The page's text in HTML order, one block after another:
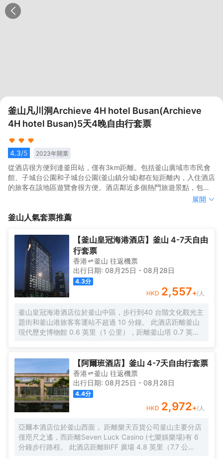
釜山凡川洞Archieve 4H hotel Busan(Archieve
4H hotel Busan)5天4晚自由行套票
4.3/5 2023年開業
從酒店很方便到達釜田站，僅有3km距離。包括釜山廣域市市民會
館、子城台公園和子城台公園(釜山鎮分城)都在短距離內，入住酒店
的旅客在該地區遊覽會很方便。酒店鄰近多個熱門旅遊景點，包括
牛龍山公園、近鄰公園和Forty Steps Cultural Center，旅客可以將
以通過多國語言工作人員瞭解當地風土人情的相關信息。
從酒店很方便到達釜田站，僅有3km距離。包括釜山廣域市市民會
的旅客在該地區遊覽會很方便。酒店鄰近多個熱門旅遊景點，包括
行程安排的更加緊湊。</br>酒店的健身設施有健身室。外國旅客可
以通過多國語言工作人員瞭解當地風土人情的相關信息。
展開
釜山人氣套票推薦
【釜山皇冠海港酒店】釜山 4-7天自由
行套票
香港 釜山 往返機票
出行日期: 08月25日 - 08月28日
4.3分
HKD 2,557+/人
釜山皇冠海港酒店位於釜山中區，步行到40 台階文化觀光主
題街和釜山港旅客客運站不超過 10 分鐘。 此酒店距離釜山
現代歷史博物館 0.6 英里（1 公里），距離釜山塔 0.7 英里
去酒店的咖啡館吃些點心。您可以到酒吧/酒廊，點一杯喜歡
的飲品，暢飲一番。每天 06:30 至 09:00 提供收費的自助
式早餐。 特色服務/設施包括免費高速有線上網、24 小時商
務中心和乾洗/洗衣服務。酒店提供免費自助停車。 有 500
間空調客房提供冰箱和液晶電視；您定能在旅途中找到家的
舒適。提供免費有線和無線上網。浴室提供浴缸或淋浴、免
本電腦的保險箱和免費瓶裝水。
【阿爾班酒店】釜山 4-7天自由行套票
香港 釜山 往返機票
出行日期: 08月25日 - 08月28日
4.4分
HKD 2,972+/人
亞爾本酒店位於釜山西面， 距離樂天百貨公司釜山主要分店
僅咫尺之遙，而距離Seven Luck Casino (七樂娛樂場)有 6
分鐘步行路程。 此酒店距離BIFF 廣場 4.8 英里（7.7 公